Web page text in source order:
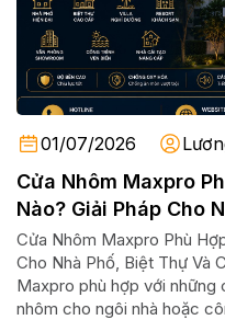
01/07/2026
Cửa Nhôm Maxpro
Nào? Giải Pháp Cho
Trình Cao Cấp
Cửa Nhôm Maxpro Phù
Cho Nhà Phố, Biệt Thự Và
Maxpro phù hợp với những
nhôm cho ngôi nhà hoặc